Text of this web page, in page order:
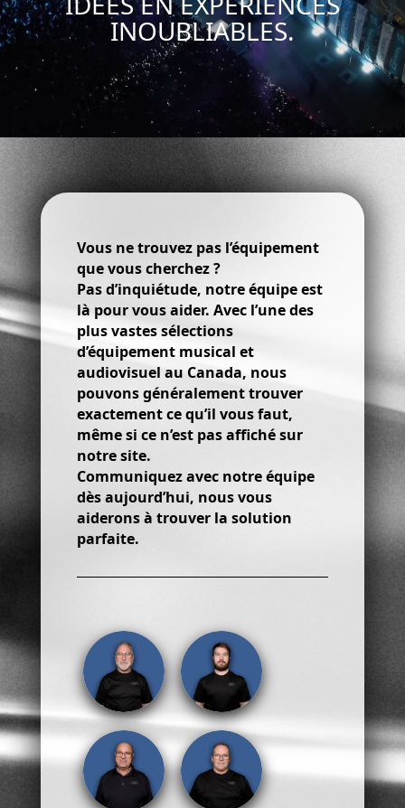
INOUBLIABLES.
Vous ne trouvez pas l’équipement
que vous cherchez ?
Pas d’inquiétude, notre équipe est
là pour vous aider. Avec l’une des
plus vastes sélections
d’équipement musical et
audiovisuel au Canada, nous
pouvons généralement trouver
exactement ce qu’il vous faut,
même si ce n’est pas affiché sur
notre site.
Communiquez avec notre équipe
dès aujourd’hui, nous vous
aiderons à trouver la solution
parfaite.